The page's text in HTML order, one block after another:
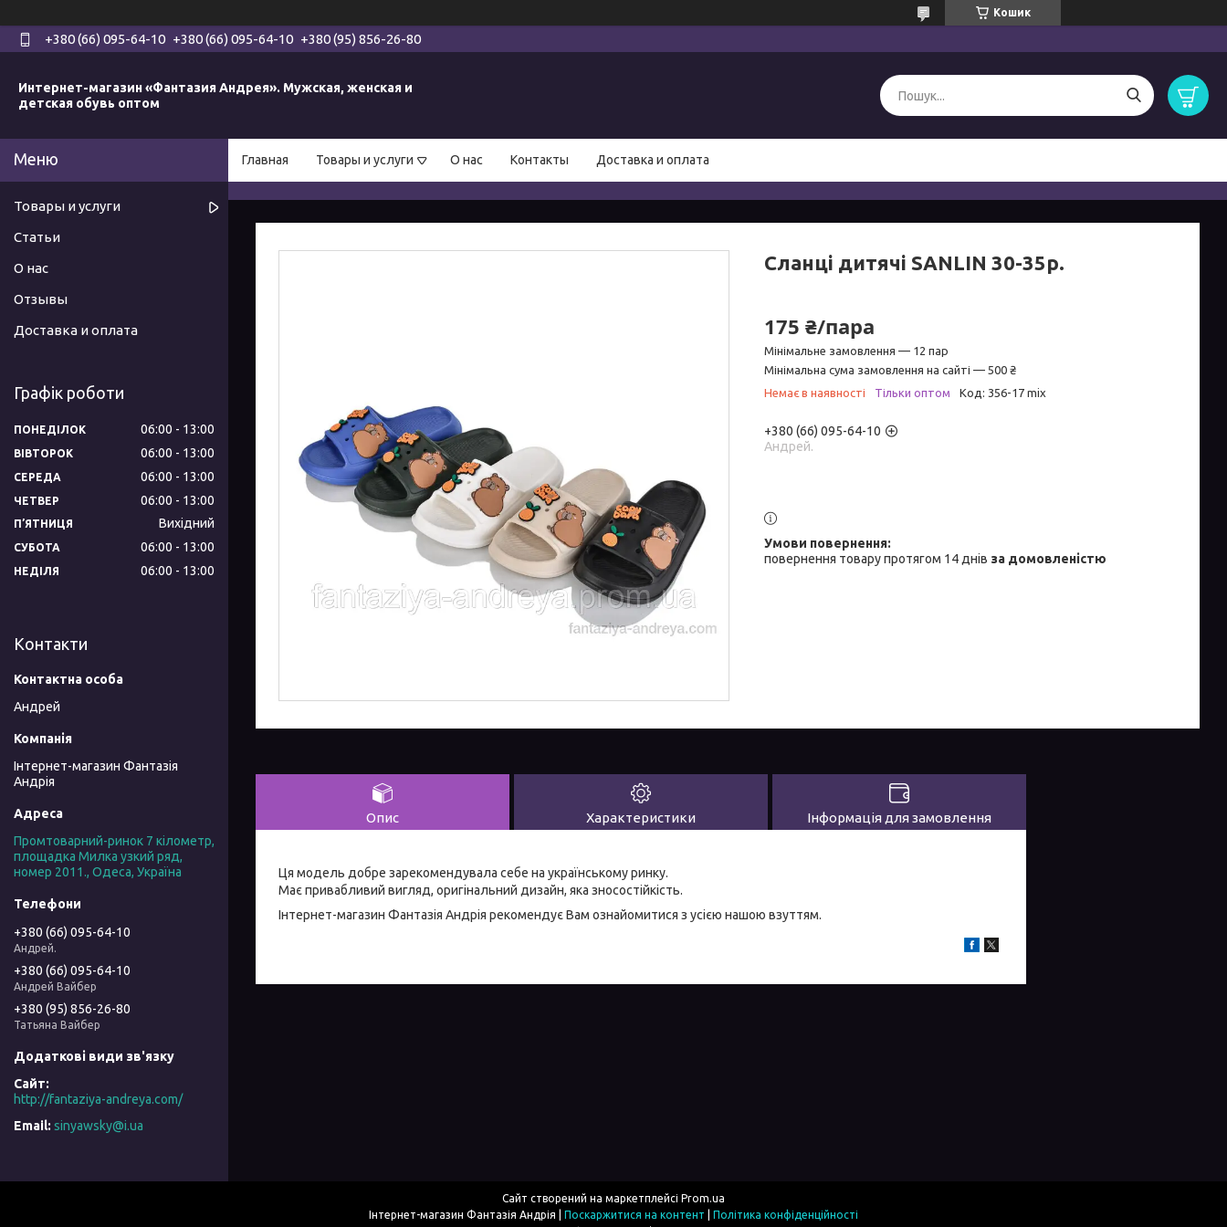
Кошик
+380 (66) 095-64-10 +380 (66) 095-64-10 +380 (95) 856-26-80
Интернет-магазин «Фантазия Андрея». Мужская, женская и
детская обувь оптом
Главная Товары и услуги О нас Контакты Доставка и оплата
Сланці дитячі SANLIN 30-35р.
175 ₴/пара
Мінімальне замовлення — 12 пар
Мінімальна сума замовлення на сайті — 500 ₴
Немає в наявності
Тільки оптом Код: 356-17 mix
+380 (66) 095-64-10
Андрей.
повернення товару протягом 14 днів за домовленістю
Опис Характеристики Інформація для замовлення
Ця модель добре зарекомендувала себе на українському ринку.
Має привабливий вигляд, оригінальний дизайн, яка зносостійкість.
Інтернет-магазин Фантазія Андрія рекомендує Вам ознайомитися з усією нашою взуттям.
Товары и услуги
Статьи
О нас
Отзывы
Доставка и оплата
Графік роботи
ПОНЕДІЛОК 06:00 13:00
ВІВТОРОК 06:00 13:00
СЕРЕДА 06:00 13:00
ЧЕТВЕР 06:00 13:00
ПʼЯТНИЦЯ Вихідний
СУБОТА 06:00 13:00
НЕДІЛЯ 06:00 13:00
Контакти
Андрей
Інтернет-магазин Фантазія
Андрія
Промтоварний-ринок 7 кілометр,
площадка Милка узкий ряд,
номер 2011., Одеса, Україна
+380 (66) 095-64-10
Андрей.
+380 (66) 095-64-10
Андрей Вайбер
+380 (95) 856-26-80
Татьяна Вайбер
http://fantaziya-andreya.com/
sinyawsky@i.ua
Сайт створений на маркетплейсі Prom.ua
Поскаржитися на контент
Політика конфіденційності